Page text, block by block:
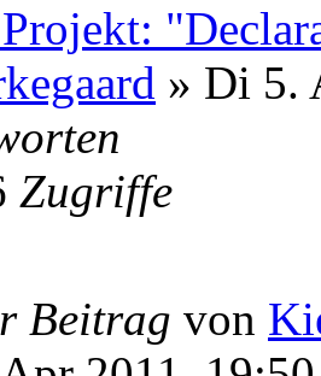
» Di 5.
Zugriffe
Beitrag von